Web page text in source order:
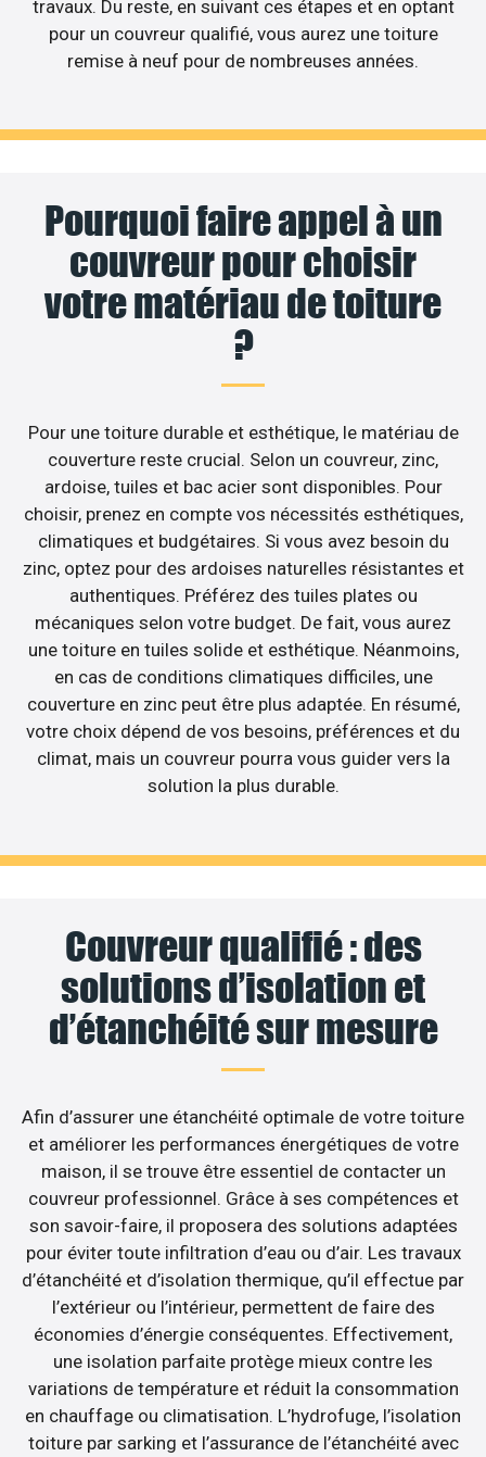
travaux. Du reste, en suivant ces étapes et en optant
pour un couvreur qualifié, vous aurez une toiture
remise à neuf pour de nombreuses années.
Pourquoi faire appel à un
couvreur pour choisir
votre matériau de toiture
?
Pour une toiture durable et esthétique, le matériau de
couverture reste crucial. Selon un couvreur, zinc,
ardoise, tuiles et bac acier sont disponibles. Pour
choisir, prenez en compte vos nécessités esthétiques,
climatiques et budgétaires. Si vous avez besoin du
zinc, optez pour des ardoises naturelles résistantes et
authentiques. Préférez des tuiles plates ou
mécaniques selon votre budget. De fait, vous aurez
une toiture en tuiles solide et esthétique. Néanmoins,
en cas de conditions climatiques difficiles, une
couverture en zinc peut être plus adaptée. En résumé,
votre choix dépend de vos besoins, préférences et du
climat, mais un couvreur pourra vous guider vers la
solution la plus durable.
Couvreur qualifié : des
solutions d’isolation et
d’étanchéité sur mesure
Afin d’assurer une étanchéité optimale de votre toiture
et améliorer les performances énergétiques de votre
maison, il se trouve être essentiel de contacter un
couvreur professionnel. Grâce à ses compétences et
son savoir-faire, il proposera des solutions adaptées
pour éviter toute infiltration d’eau ou d’air. Les travaux
d’étanchéité et d’isolation thermique, qu’il effectue par
l’extérieur ou l’intérieur, permettent de faire des
économies d’énergie conséquentes. Effectivement,
une isolation parfaite protège mieux contre les
variations de température et réduit la consommation
en chauffage ou climatisation. L’hydrofuge, l’isolation
toiture par sarking et l’assurance de l’étanchéité avec